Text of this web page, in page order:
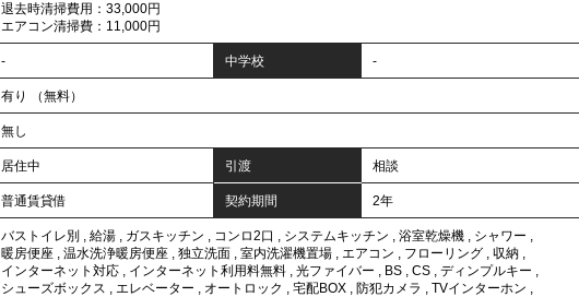
退去時清掃費用：33,000円
エアコン清掃費：11,000円
- 中学校 -
有り （無料）
無し
居住中 引渡 相談
普通賃貸借 契約期間 2年
バストイレ別 , 給湯 , ガスキッチン , コンロ2口 , システムキッチン , 浴室乾燥機 , シャワー ,
暖房便座 , 温水洗浄暖房便座 , 独立洗面 , 室内洗濯機置場 , エアコン , フローリング , 収納 ,
インターネット対応 , インターネット利用料無料 , 光ファイバー , BS , CS , ディンプルキー ,
シューズボックス , エレベーター , オートロック , 宅配BOX , 防犯カメラ , TVインターホン ,